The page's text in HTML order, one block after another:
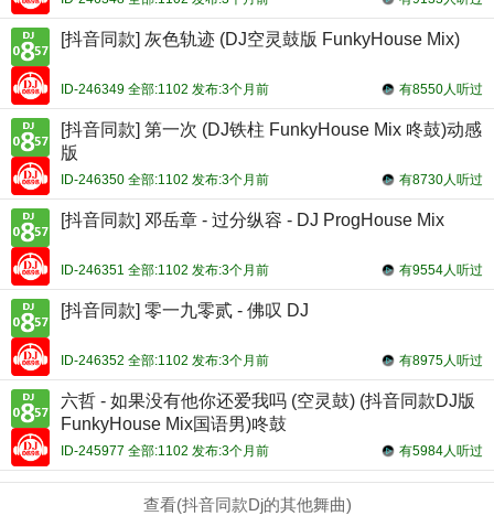
[抖音同款] 灰色轨迹 (DJ空灵鼓版 FunkyHouse Mix)
有8550人听过
ID-246349 全部:1102 发布:3个月前
[抖音同款] 第一次 (DJ铁柱 FunkyHouse Mix 咚鼓)动感
版
有8730人听过
ID-246350 全部:1102 发布:3个月前
[抖音同款] 邓岳章 - 过分纵容 - DJ ProgHouse Mix
有9554人听过
ID-246351 全部:1102 发布:3个月前
[抖音同款] 零一九零贰 - 佛叹 DJ
有8975人听过
ID-246352 全部:1102 发布:3个月前
六哲 - 如果没有他你还爱我吗 (空灵鼓) (抖音同款DJ版
FunkyHouse Mix国语男)咚鼓
有5984人听过
ID-245977 全部:1102 发布:3个月前
查看(抖音同款Dj的其他舞曲)